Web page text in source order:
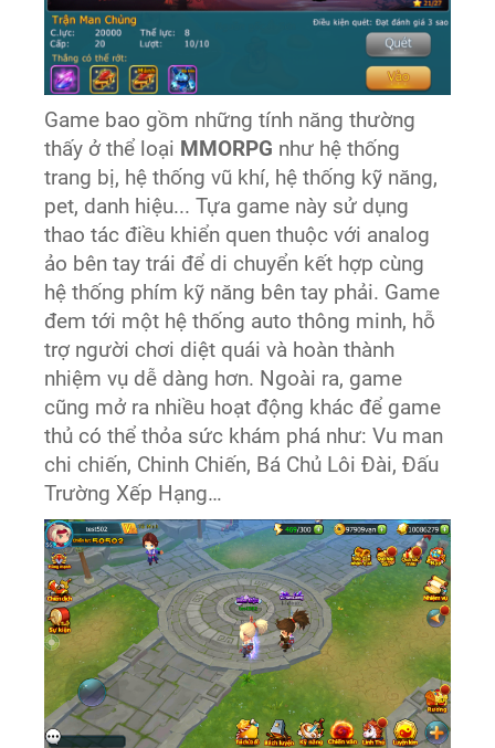
Game bao gồm những tính năng thường
thấy ở thể loại MMORPG như hệ thống
trang bị, hệ thống vũ khí, hệ thống kỹ năng,
pet, danh hiệu... Tựa game này sử dụng
thao tác điều khiển quen thuộc với analog
ảo bên tay trái để di chuyển kết hợp cùng
hệ thống phím kỹ năng bên tay phải. Game
đem tới một hệ thống auto thông minh, hỗ
trợ người chơi diệt quái và hoàn thành
nhiệm vụ dễ dàng hơn. Ngoài ra, game
cũng mở ra nhiều hoạt động khác để game
thủ có thể thỏa sức khám phá như: Vu man
chi chiến, Chinh Chiến, Bá Chủ Lôi Đài, Đấu
Trường Xếp Hạng…